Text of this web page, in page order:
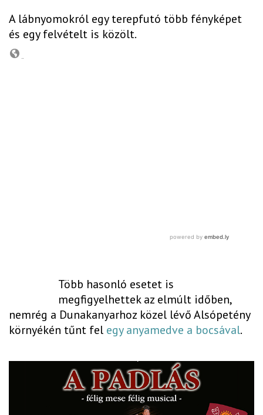
A lábnyomokról egy terepfutó több fényképet
és egy felvételt is közölt.
Több hasonló esetet is
megfigyelhettek az elmúlt időben,
nemrég a Dunakanyarhoz közel lévő Alsópetény
környékén tűnt fel egy anyamedve a bocsával.